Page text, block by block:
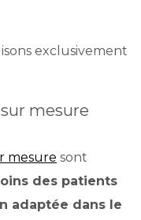
exclusivement
mesure
mesure sont
des patients
adaptée dans le